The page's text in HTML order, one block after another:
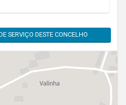
SERVIÇO DESTE CONCELHO